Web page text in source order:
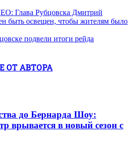
Глава Рубцовска Дмитрий
быть освещен, чтобы жителям было
подвели итоги рейда
ОТ АВТОРА
до Бернарда Шоу:
врывается в новый сезон с